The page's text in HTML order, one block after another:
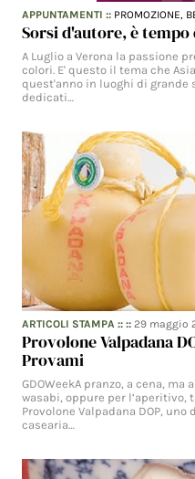
APPUNTAMENTI :: PROMOZIONE,
Sorsi d'autore, è
A Luglio a Verona la passione
colori. E' questo il tema che
quest'anno in luoghi di grande
dedicati…
ARTICOLI STAMPA :: ::29 maggio
Provolone Valpadana
Provami
GDOWeekA pranzo, a cena,
wasabi, oppure per l’aperitivo,
Provolone Valpadana DOP,
casearia…